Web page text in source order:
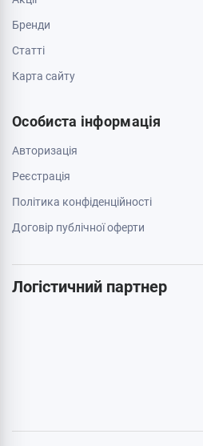
Зв'яжіться з нами
0 800 403 173
044 334 54 27
063 789 66 52
Додатково
Акції
Бренди
Карта сайту
Договір публічної оферти